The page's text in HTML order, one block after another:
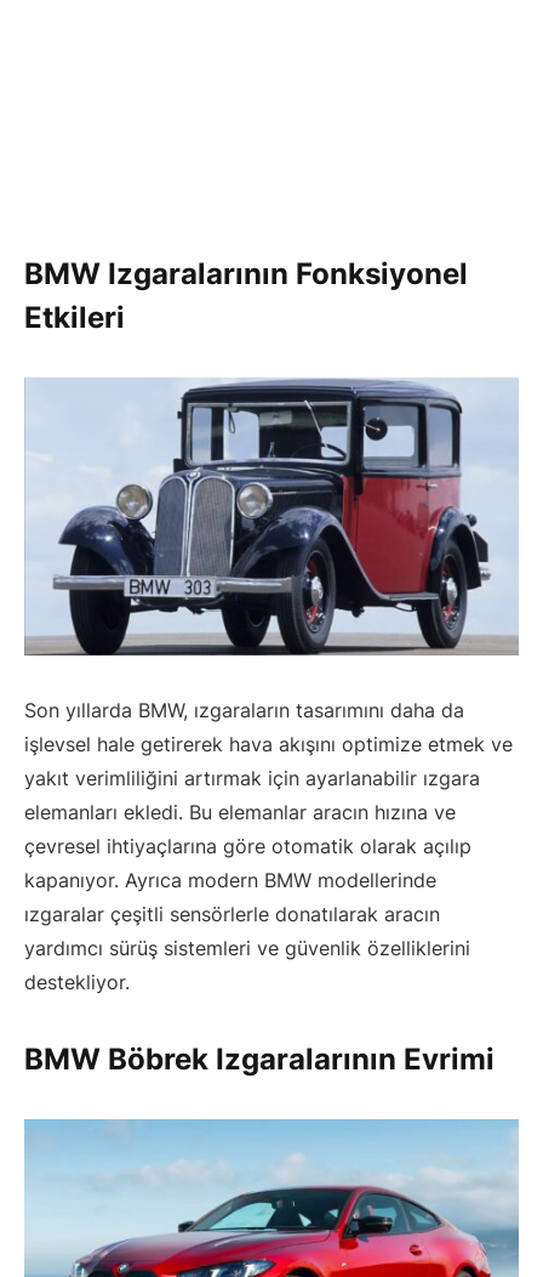
BMW Izgaralarının Fonksiyonel
Etkileri
Son yıllarda BMW, ızgaraların tasarımını daha da
işlevsel hale getirerek hava akışını optimize etmek ve
yakıt verimliliğini artırmak için ayarlanabilir ızgara
elemanları ekledi. Bu elemanlar aracın hızına ve
çevresel ihtiyaçlarına göre otomatik olarak açılıp
kapanıyor. Ayrıca modern BMW modellerinde
ızgaralar çeşitli sensörlerle donatılarak aracın
yardımcı sürüş sistemleri ve güvenlik özelliklerini
destekliyor.
BMW Böbrek Izgaralarının Evrimi